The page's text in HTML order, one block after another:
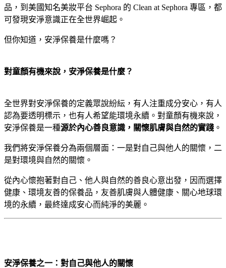
品，到美國知名美妝平台 Sephora 的 Clean at Sephora 專區，都
可發現安淨意識正在全世界崛起。
但你知道，安淨保養是什麼嗎？
對童顏有機來說，安淨保養是什麼？
全世界對安淨保養的定義眾說紛紜，有人注重成分安心，有人
認為要透明標示，也有人希望能環境永續。對童顏有機來說，
安淨保養是一種源於內心善良意識，關懷肌膚與自然的實踐。
我們將安淨保養分為兩個層面：一是對自己與他人的關懷，二
是對環境與自然的關懷。
從內心懷抱著對自己、他人與自然的善良心意出發，因而選擇
健康、環境友善的保養品，友善肌膚與人體健康、關心地球環
境的永續，最終達成安心而純淨的美麗。
安淨保養之一：對自己與他人的關懷